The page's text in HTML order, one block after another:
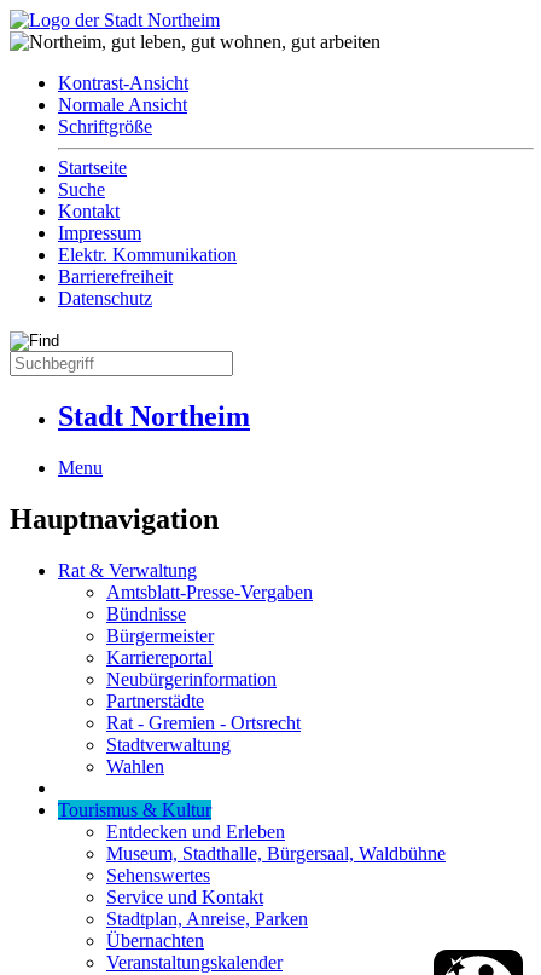
Kontrast-Ansicht
Normale Ansicht
Schriftgröße
Startseite
Suche
Kontakt
Impressum
Elektr. Kommunikation
Barrierefreiheit
Datenschutz
Stadt Northeim
Menu
Hauptnavigation
Rat & Verwaltung
Amtsblatt-Presse-Vergaben
Bündnisse
Bürgermeister
Karriereportal
Neubürgerinformation
Partnerstädte
Rat - Gremien - Ortsrecht
Stadtverwaltung
Wahlen
Tourismus & Kultur
Entdecken und Erleben
Museum, Stadthalle, Bürgersaal, Waldbühne
Sehenswertes
Service und Kontakt
Stadtplan, Anreise, Parken
Übernachten
Veranstaltungskalender